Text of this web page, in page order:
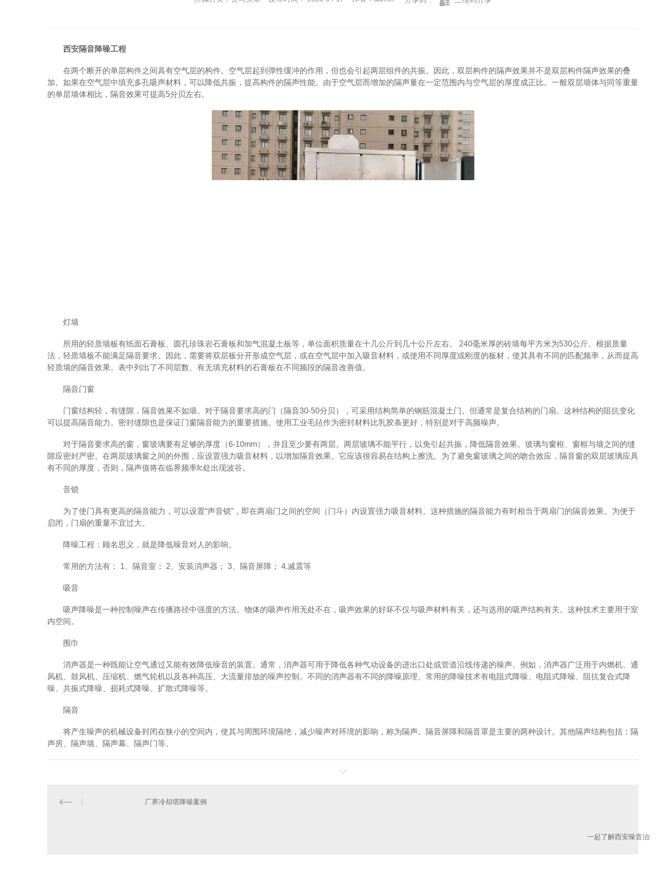
西安隔音降噪工程
在两个断开的单层构件之间具有空气层的构件。空气层起到弹性缓冲的作用，但也会引起两层组件的共振。因此，双层构件的隔声效果并不是双层构件隔声效果的叠
加。如果在空气层中填充多孔吸声材料，可以降低共振，提高构件的隔声性能。由于空气层而增加的隔声量在一定范围内与空气层的厚度成正比。一般双层墙体与同等重量
的单层墙体相比，隔音效果可提高5分贝左右。
灯墙
所用的轻质墙板有纸面石膏板、圆孔珍珠岩石膏板和加气混凝土板等，单位面积质量在十几公斤到几十公斤左右。 240毫米厚的砖墙每平方米为530公斤。根据质量
法，轻质墙板不能满足隔音要求。因此，需要将双层板分开形成空气层，或在空气层中加入吸音材料，或使用不同厚度或刚度的板材，使其具有不同的匹配频率，从而提高
轻质墙的隔音效果。表中列出了不同层数、有无填充材料的石膏板在不同频段的隔音改善值。
隔音门窗
门窗结构轻，有缝隙，隔音效果不如墙。对于隔音要求高的门（隔音30-50分贝），可采用结构简单的钢筋混凝土门。但通常是复合结构的门扇。这种结构的阻抗变化
可以提高隔音能力。密封缝隙也是保证门窗隔音能力的重要措施。使用工业毛毡作为密封材料比乳胶条更好，特别是对于高频噪声。
对于隔音要求高的窗，窗玻璃要有足够的厚度（6-10mm），并且至少要有两层。两层玻璃不能平行，以免引起共振，降低隔音效果。玻璃与窗框、窗框与墙之间的缝
隙应密封严密。在两层玻璃窗之间的外围，应设置强力吸音材料，以增加隔音效果。它应该很容易在结构上擦洗。为了避免窗玻璃之间的吻合效应，隔音窗的双层玻璃应具
有不同的厚度，否则，隔声值将在临界频率fc处出现波谷。
音锁
为了使门具有更高的隔音能力，可以设置“声音锁”，即在两扇门之间的空间（门斗）内设置强力吸音材料。这种措施的隔音能力有时相当于两扇门的隔音效果。为便于
启闭，门扇的重量不宜过大。
降噪工程：顾名思义，就是降低噪音对人的影响。
常用的方法有： 1、隔音室； 2、安装消声器； 3、隔音屏障； 4.减震等
吸音
吸声降噪是一种控制噪声在传播路径中强度的方法。物体的吸声作用无处不在，吸声效果的好坏不仅与吸声材料有关，还与选用的吸声结构有关。这种技术主要用于室
内空间。
围巾
消声器是一种既能让空气通过又能有效降低噪音的装置。通常，消声器可用于降低各种气动设备的进出口处或管道沿线传递的噪声。例如，消声器广泛用于内燃机、通
风机、鼓风机、压缩机、燃气轮机以及各种高压、大流量排放的噪声控制。不同的消声器有不同的降噪原理。常用的降噪技术有电阻式降噪、电阻式降噪、阻抗复合式降
噪、共振式降噪、损耗式降噪、扩散式降噪等。
隔音
将产生噪声的机械设备封闭在狭小的空间内，使其与周围环境隔绝，减少噪声对环境的影响，称为隔声。隔音屏障和隔音罩是主要的两种设计。其他隔声结构包括：隔
声房、隔声墙、隔声幕、隔声门等。
厂界冷却塔降噪案例
一起了解西安噪音治理